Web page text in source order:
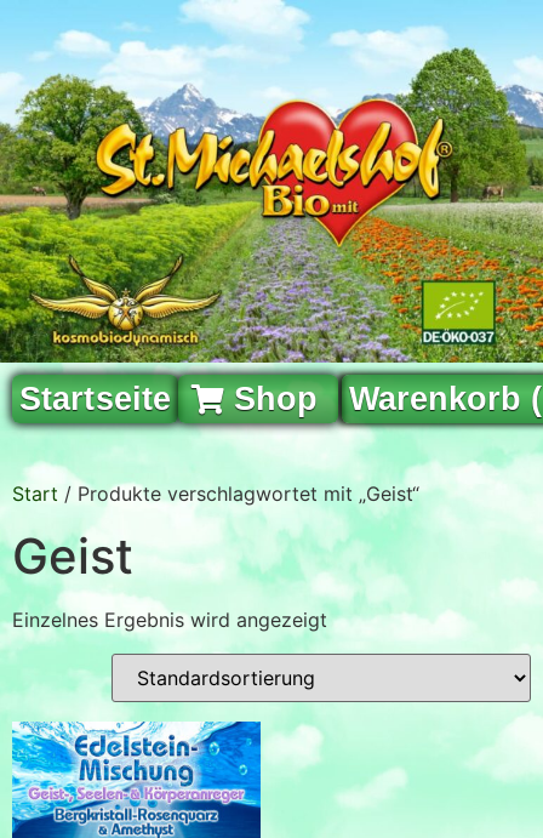
Startseite Shop Warenkorb
Start / Produkte verschlagwortet mit „Geist“
Geist
Einzelnes Ergebnis wird angezeigt